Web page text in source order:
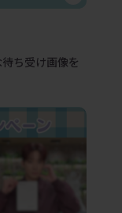
待ち受け画像を